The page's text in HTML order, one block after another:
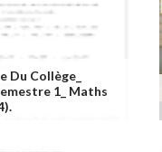
Du Collège_
1_ Maths